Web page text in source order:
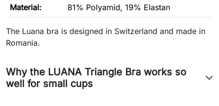
Material: 81% Polyamid, 19% Elastan
The Luana bra is designed in Switzerland and made in
Romania.
Why the LUANA Triangle Bra works so
well for small cups